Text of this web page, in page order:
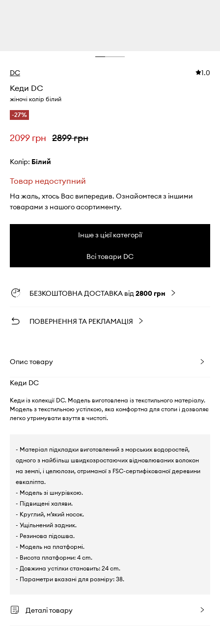
DC 1.0
Кеди DC
жіночі колір білий
-27%
2099 грн 2899 грн
Колір: білий
Товар недоступний
На жаль, хтось Вас випередив. Ознайомтеся з іншими
товарами з нашого асортименту.
Інше з цієї категорії
Всі товари DC
БЕЗКОШТОВНА ДОСТАВКА від2800 грн
ПОВЕРНЕННЯ ТА РЕКЛАМАЦІЯ
Опис товару
Кеди DC
Кеди із колекції DC. Модель виготовлена із текстильного матеріалу.
Модель з текстильною устілкою, яка комфортна для стопи і дозволяє
легко утримувати взуття в чистоті.
- Матеріал підкладки виготовлений з морських водоростей,
одного з найбільш швидкозростаючих відновлюваних волокон
на землі, і целюлози, отриманої з FSC-сертифікованої деревини
евкаліпта.
- Модель зі шнурівкою.
- Підвищені халяви.
- Круглий, м’який носок.
- Ущільнений задник.
- Резинова підошва.
- Модель на платформі.
- Висота платформи: 4 cm.
- Довжина устілки становить: 24 cm.
- Параметри вказані для розміру: 38.
Деталі товару